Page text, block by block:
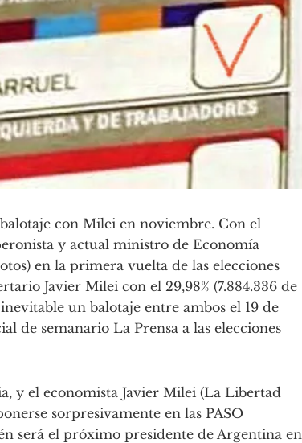
con Milei en noviembre. Con el
y actual ministro de Economía
en la primera vuelta de las elecciones
Javier Milei con el 29,98% (7.884.336 de
un balotaje entre ambos el 19 de
de semanario La Prensa a las elecciones
y el economista Javier Milei (La Libertad
sorpresivamente en las PASO
será el próximo presidente de Argentina en